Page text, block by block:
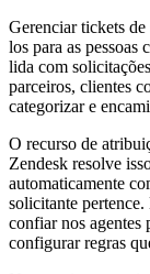
Gerenciar tickets
los para as pessoas
lida com
parceiros, clientes
categorizar e
O recurso de
Zendesk resolve
automaticamente
solicitante
confiar nos agentes
configurar regras